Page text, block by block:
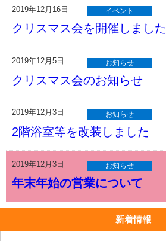
2019年12月16日 イベント
クリスマス会を開催しました
2019年12月5日 お知らせ
クリスマス会のお知らせ
2019年12月3日 お知らせ
2階浴室等を改装しました
2019年12月3日 お知らせ
年末年始の営業について
新着情報